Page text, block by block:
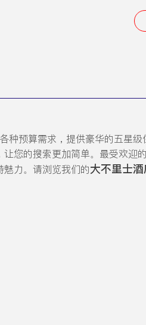
种预算需求，提供豪华的五星
您的搜索更加简单。最受欢迎
力。请浏览我们的大不里士